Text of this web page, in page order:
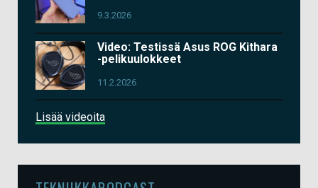
9.3.2026
Video: Testissä Asus ROG Kithara
-pelikuulokkeet
11.2.2026
Lisää videoita